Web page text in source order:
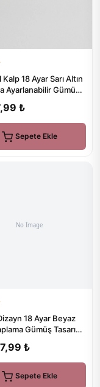
18 Ayar Sarı Altın
Ayarlanabilir Gümüş
₺
Sepete Ekle
18 Ayar Beyaz
Gümüş Tasarım
₺
Sepete Ekle